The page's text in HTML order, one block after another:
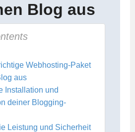
Blog aus
Webhosting-Paket
aus
Installation und
deiner Blogging-
Leistung und Sicherheit